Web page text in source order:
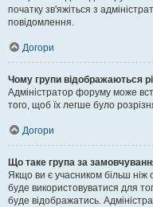
початку зв'яжіться з
повідомлення.
Догори
Чому групи відображаються
Адміністратор форуму може
того, щоб їх легше було
Догори
Що таке група за
Якщо ви є учасником більш ніж
буде використовуватися для
буде відображатись.